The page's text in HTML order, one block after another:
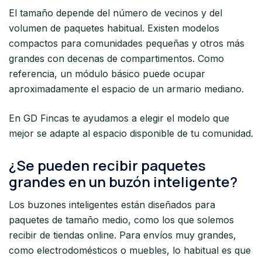
El tamaño depende del número de vecinos y del
volumen de paquetes habitual. Existen modelos
compactos para comunidades pequeñas y otros más
grandes con decenas de compartimentos. Como
referencia, un módulo básico puede ocupar
aproximadamente el espacio de un armario mediano.
En GD Fincas te ayudamos a elegir el modelo que
mejor se adapte al espacio disponible de tu comunidad.
¿Se pueden recibir paquetes
grandes en un buzón inteligente?
Los buzones inteligentes están diseñados para
paquetes de tamaño medio, como los que solemos
recibir de tiendas online. Para envíos muy grandes,
como electrodomésticos o muebles, lo habitual es que